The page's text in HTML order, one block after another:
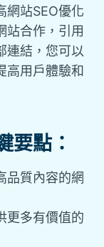
網站SEO優化
站合作，引用
連結，您可以
高用戶體驗和
要點：
品質內容的網
更多有價值的